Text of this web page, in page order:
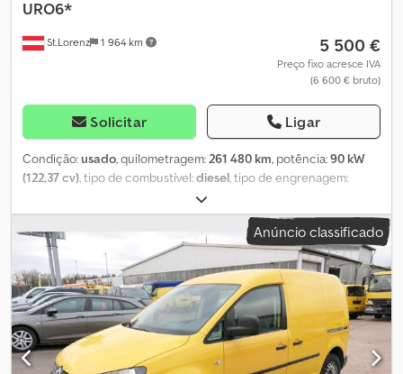
St.Lorenz 1 964 km
URO6*
5 500 €
Preço fixo acresce IVA
(6 600 € bruto)
Solicitar Ligar
Condição:usado, quilometragem:261 480 km, potência:90 kW
(122,37 cv), tipo de combustível:diesel, tipo de engrenagem:
10/2015
10/2025, classe de emissão:Euro 6, cor:vermelho, número de
lugares:
ABS, ar condicionado, fecho
centralizado, filtro de partículas, programa eletrónico de
estabilidade (ESP), sistema imobilizador, tração integral, *
Volkswagen Caddy Allrad * Peso próprio: 1.701 kg - Peso bruto
total: 2.415 kg * Distância entre eixos: 3.006 mm - Capacidade de
reboque: 1.450 kg * Todas as informações sem garantia * Sujeito a
erros e venda prévia * Número interno: 98 Equipamentos
opcionais: Sistema de áudio Composition Media (tela sensível ao
Anúncio classificado